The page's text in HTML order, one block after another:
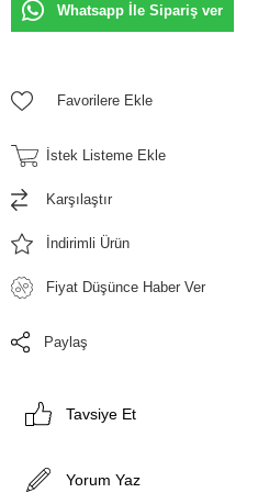
Whatsapp İle Sipariş ver
Favorilere Ekle
İstek Listeme Ekle
Karşılaştır
İndirimli Ürün
Fiyat Düşünce Haber Ver
Paylaş
Tavsiye Et
Yorum Yaz